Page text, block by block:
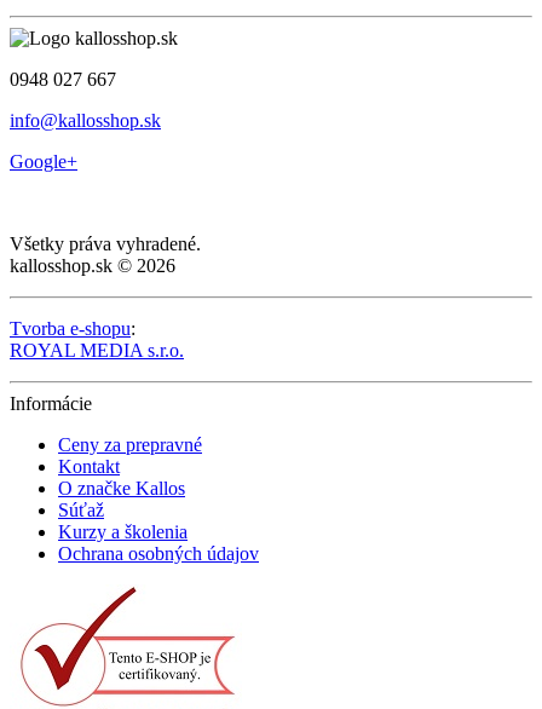
0948 027 667
info@kallosshop.sk
Google+
Všetky práva vyhradené.
kallosshop.sk © 2026
Tvorba e-shopu:
ROYAL MEDIA s.r.o.
Informácie
Ceny za prepravné
Kontakt
O značke Kallos
Súťaž
Kurzy a školenia
Ochrana osobných údajov